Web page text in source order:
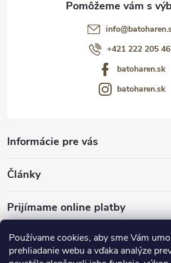
Používame cookies, aby sme Vám
prehliadanie webu a vďaka analýze
Informácie pre vás
Články
Prijímame online platby
info@
+421 222 205
batoharen.sk
batoharen.sk